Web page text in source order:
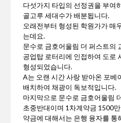
다섯가지 타입의 선정권을 부여
골고루 세대수가 배분됩니다.
오래전부터 형성된 학원가가 매
는데요.
문수로 금호어울림 더 퍼스트의
공업탑 로터리에 인접하여 도로
형성되었습니다.
A는 오랜 시간 사랑 받아온 포베
배치하여 채광이 독보적입니다.
마지막으로 문수로 금호어울림
초중반대이며 1차계약금 1500
약금에 대해서는 은행 융자를 통